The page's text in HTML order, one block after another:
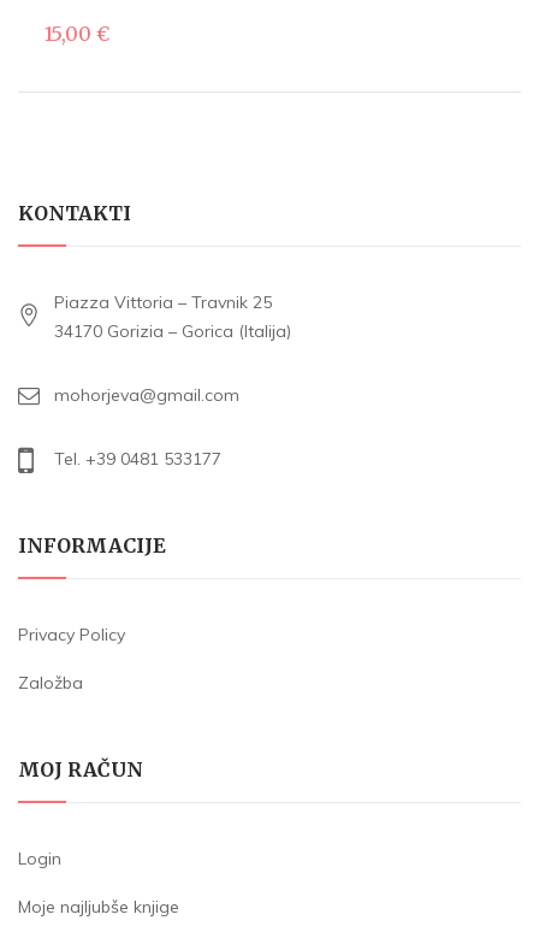
15,00 €
KONTAKTI
Piazza Vittoria – Travnik 25
34170 Gorizia – Gorica (Italija)
mohorjeva@gmail.com
Tel. +39 0481 533177
INFORMACIJE
Privacy Policy
Založba
MOJ RAČUN
Login
Moje najljubše knjige